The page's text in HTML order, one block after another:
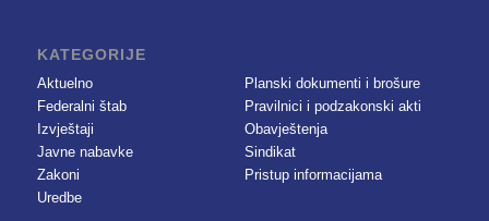
KATEGORIJE
Aktuelno
Federalni štab
Izvještaji
Javne nabavke
Zakoni
Uredbe
Planski dokumenti i brošure
Pravilnici i podzakonski akti
Obavještenja
Sindikat
Pristup informacijama